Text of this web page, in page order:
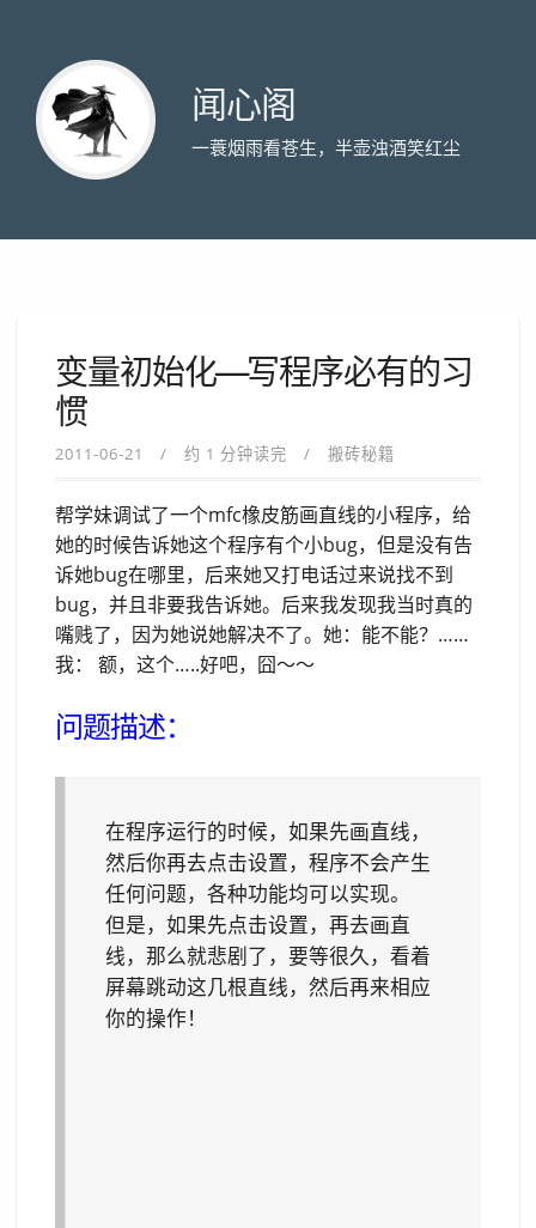
闻心阁
一蓑烟雨看苍生，半壶浊酒笑红尘
变量初始化—写程序必有的习
惯
2011-06-21 约 1 分钟读完 搬砖秘籍
帮学妹调试了一个mfc橡皮筋画直线的小程序，给
她的时候告诉她这个程序有个小bug，但是没有告
诉她bug在哪里，后来她又打电话过来说找不到
bug，并且非要我告诉她。后来我发现我当时真的
嘴贱了，因为她说她解决不了。她：能不能？……
我： 额，这个…..好吧，囧～～
问题描述：
在程序运行的时候，如果先画直线，
然后你再去点击设置，程序不会产生
任何问题，各种功能均可以实现。
但是，如果先点击设置，再去画直
线，那么就悲剧了，要等很久，看着
屏幕跳动这几根直线，然后再来相应
你的操作！